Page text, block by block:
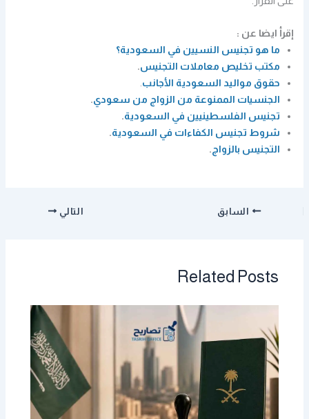
إقرأ ايضا عن :
ما هو تجنيس النسيين في السعودية؟
مكتب تخليص معاملات التجنيس.
حقوق مواليد السعودية الأجانب
الجنسيات الممنوعة من الزواج من سعودي.
تجنيس الفلسطينيين في السعودية.
شروط تجنيس الكفاءات في السعودية.
التجنيس بالزواج .
السابق التالي
Related Posts